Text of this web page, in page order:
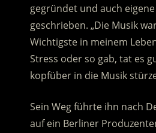
gegründet und auch eigene
geschrieben. „Die Musik
Wichtigste in meinem
Stress oder so gab, tat es
kopfüber in die Musik
Sein Weg führte ihn nach
auf ein Berliner